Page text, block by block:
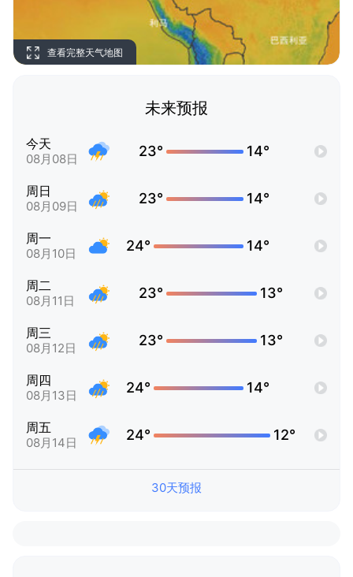
查看完整天气地图
未来预报
今天
08月08日 23° 14°
周日
08月09日 23° 14°
周一
08月10日 24° 14°
周二
08月11日 23° 13°
周三
08月12日 23° 13°
周四
08月13日 24° 14°
周五
08月14日 24° 12°
30天预报